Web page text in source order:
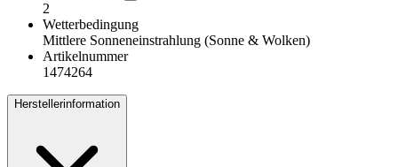
2
Wetterbedingung
Mittlere Sonneneinstrahlung (Sonne & Wolken)
Artikelnummer
1474264
Herstellerinformation